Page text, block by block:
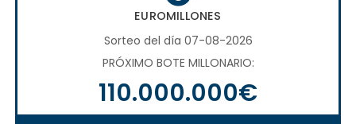
EUROMILLONES
Sorteo del día 07-08-2026
PRÓXIMO BOTE MILLONARIO:
110.000.000€